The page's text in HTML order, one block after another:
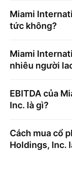
Miami
tức không?
Miami
nhiêu người
EBITDA của
Inc. là gì?
Cách mua cổ
Holdings, Inc.